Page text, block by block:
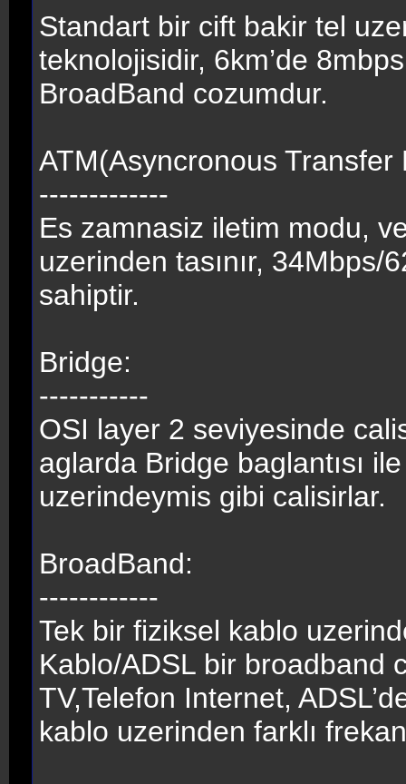
Standart bir cift bakir tel
teknolojisidir, 6km’de
BroadBand cozumdur.
ATM(Asyncronous Transfer
-------------
Es zamnasiz iletim modu,
uzerinden tasınır, 34Mbps/
sahiptir.
Bridge:
-----------
OSI layer 2 seviyesinde
aglarda Bridge baglantısı
uzerindeymis gibi calisirlar.
BroadBand:
------------
Tek bir fiziksel kablo
Kablo/ADSL bir broadband
TV,Telefon Internet,
kablo uzerinden farklı